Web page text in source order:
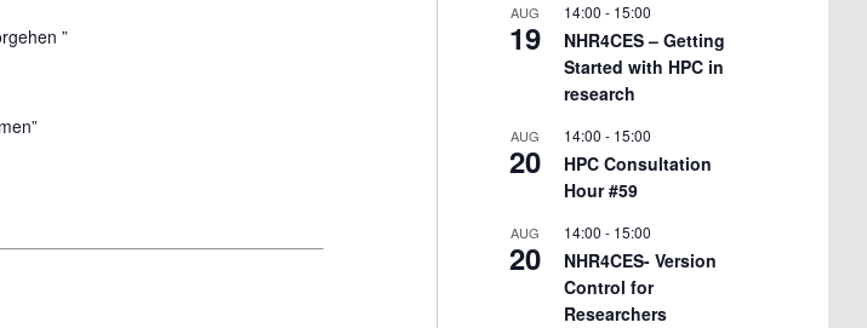
”
AUG
19
14:00 - 15:00
NHR4CES – Getting
Started with HPC in
research
AUG
20
14:00 - 15:00
HPC Consultation
Hour #59
AUG
20
14:00 - 15:00
NHR4CES- Version
Control for
Researchers